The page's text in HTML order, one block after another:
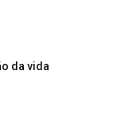
da vida